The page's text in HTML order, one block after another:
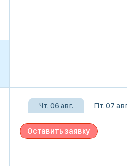
Чт. 06 авг. Пт. 07
Оставить заявку